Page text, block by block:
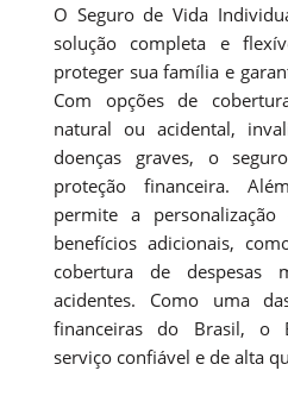
O Seguro de Vida
solução completa e
proteger sua família e
Com opções de
natural ou acidental,
doenças graves, o
proteção financeira.
permite a
benefícios adicionais,
cobertura de despesas
acidentes. Como uma
financeiras do Brasil, o
serviço confiável e de alta